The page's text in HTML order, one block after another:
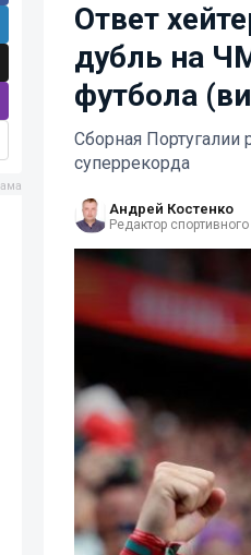
Ответ
дубль на
футбола
Сборная Португалии
суперрекорда
Андрей Костенко
Редактор